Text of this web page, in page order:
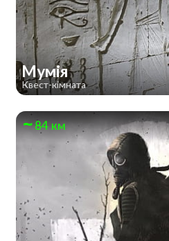
Мумія
Квест-кімната
84 км